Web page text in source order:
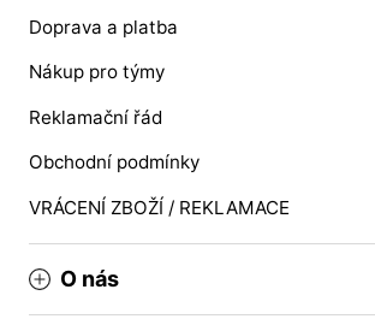
Doprava a platba
Nákup pro týmy
Reklamační řád
Obchodní podmínky
VRÁCENÍ ZBOŽÍ / REKLAMACE
O nás